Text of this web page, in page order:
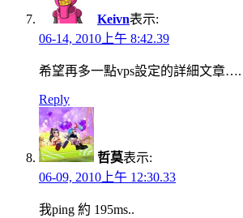
Keivn表示:
06-14, 2010上午 8:42.39
希望再多一點vps設定的詳細文章….
Reply
哲莫表示:
06-09, 2010上午 12:30.33
我ping 約 195ms..